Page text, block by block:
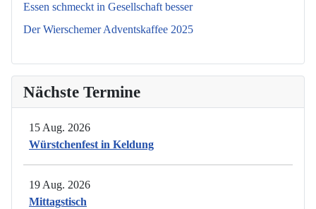
Essen schmeckt in Gesellschaft besser
Der Wierschemer Adventskaffee 2025
Nächste Termine
15 Aug. 2026
Würstchenfest in Keldung
19 Aug. 2026
Mittagstisch